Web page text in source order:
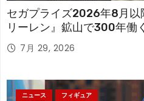
セガプライズ2026年8月以
リーレン』鉱山で300年働
「フリーレン」を立体化！
7月 29, 2026
ニュース フィギュア